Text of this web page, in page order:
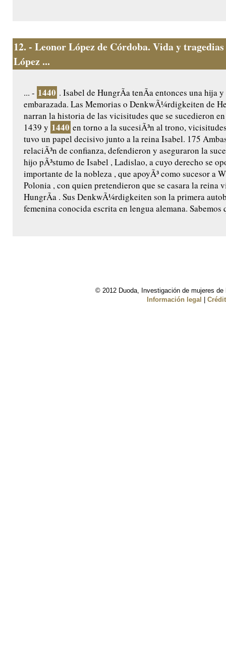
12. - Leonor López de Córdoba. Vida y
López ...
... - 1440 . Isabel de HungrÃ­a tenÃ­a entonces una hija y
embarazada. Las Memorias o DenkwÃ¼rdigkeiten de
narran la historia de las vicisitudes que se sucedieron
1439 y 1440 en torno a la sucesiÃ³n al trono,
tuvo un papel decisivo junto a la reina Isabel. 175
relaciÃ³n de confianza, defendieron y aseguraron la
hijo pÃ³stumo de Isabel , Ladislao, a cuyo derecho se
importante de la nobleza , que apoyÃ³ como sucesor a
Polonia , con quien pretendieron que se casara la reina
HungrÃ­a . Sus DenkwÃ¼rdigkeiten son la primera
femenina conocida escrita en lengua alemana. Sabemos
© 2012 Duoda, Investigación de mujeres
Información legal